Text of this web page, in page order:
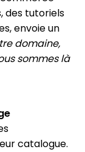
des tutoriels
envoie un
domaine,
sommes là
catalogue.